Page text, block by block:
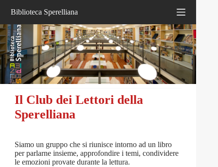
Biblioteca Sperelliana
Il Club dei Lettori della
Sperelliana
Siamo un gruppo che si riunisce intorno ad un libro
per parlarne insieme, approfondire i temi, condividere
le emozioni provate durante la lettura.